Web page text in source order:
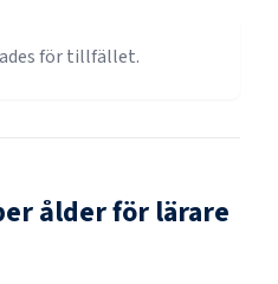
för tillfället.
ålder för lärare